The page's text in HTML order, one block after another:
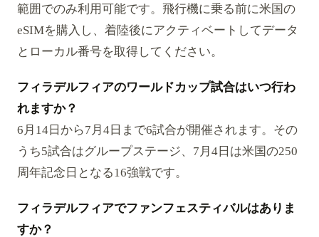
範囲でのみ利用可能です。飛行機に乗る前に米国の
eSIMを購入し、着陸後にアクティベートしてデータ
とローカル番号を取得してください。
フィラデルフィアのワールドカップ試合はいつ行わ
れますか？
6月14日から7月4日まで6試合が開催されます。その
うち5試合はグループステージ、7月4日は米国の250
周年記念日となる16強戦です。
フィラデルフィアでファンフェスティバルはありま
すか？